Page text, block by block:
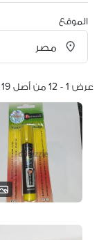
الموقع
عرض 1 - 12 من أصل 19 الإعلانات